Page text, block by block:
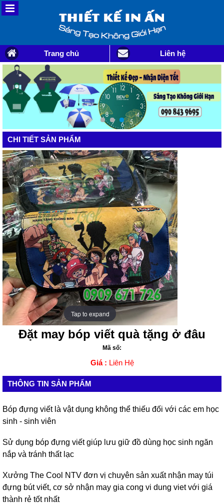
Trang chủ Liên hệ
CHI TIẾT SẢN PHẨM
Tap to expand
Tap to expand
Đặt may bóp viết quà tặng ở đâu
Mã số:
Giá : Liên Hệ
THÔNG TIN SẢN PHẨM
Bóp đựng viết là vật dụng không thể thiếu đối với các em học
sinh - sinh viên
Sử dụng bóp đựng viết giúp lưu giữ đồ dùng học sinh ngăn
nắp và tránh thất lạc
Xưởng The Cool NTV đơn vị chuyên sản xuất nhận may túi
đựng bút viết, cơ sở nhận may gia cong vi dung viet với giá
thành rẻ tốt nhất